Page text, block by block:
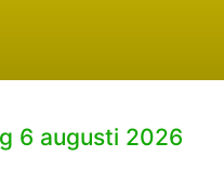
6 augusti 2026